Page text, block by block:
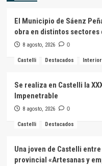
El Municipio de Sáenz
obra en distintos sectores
8 agosto, 2026 0
Castelli Destacados Interior
Se realiza en Castelli la
Impenetrable
8 agosto, 2026 0
Castelli Destacados
Una joven de Castelli
provincial «Artesanas y